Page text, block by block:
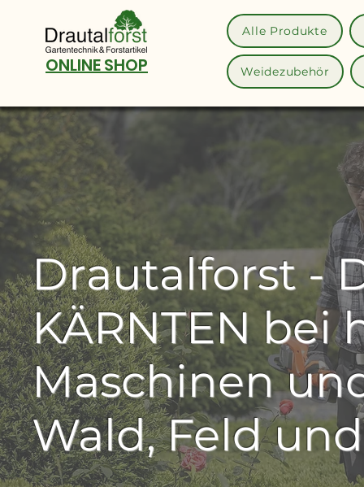
ONLINE SHOP
Alle Produkte
Weidezubehör
Drautalforst -
KÄRNTEN
Maschinen
Wald, Feld